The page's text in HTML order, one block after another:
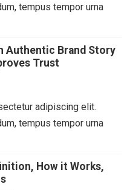
tempus tempor urna
Authentic Brand Story
Trust
adipiscing elit.
tempus tempor urna
How it Works,